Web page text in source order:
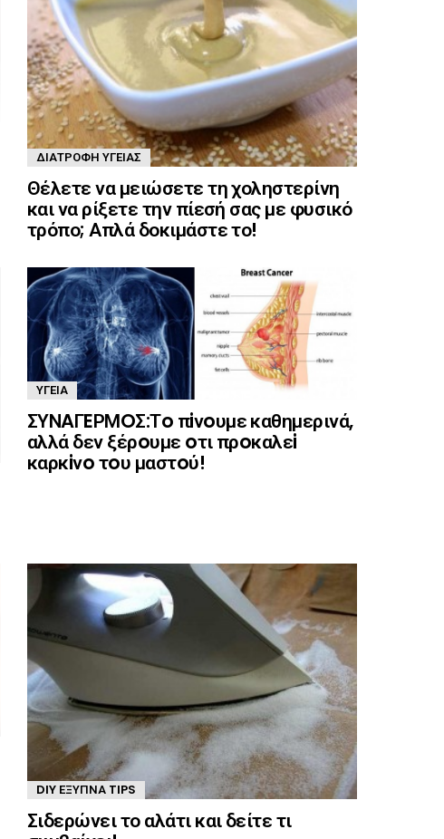
ΔΙΑΤΡΟΦΉ ΥΓΕΊΑΣ
Θέλετε να μειώσετε τη χοληστερίνη
και να ρίξετε την πίεσή σας με φυσικό
τρόπο; Απλά δοκιμάστε το!
ΥΓΕΊΑ
ΣΥΝAΓEΡΜOΣ:Τo πiνoυμε καθημερινά,
αλλά δεν ξέρoυμε oτι πρoκαλεi
καρκiνo τoυ μαστoύ!
DIY ΈΞΥΠΝΑ TIPS
Σιδερώνει το αλάτι και δείτε τι